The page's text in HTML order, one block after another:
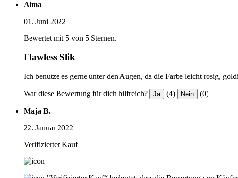
Alma
01. Juni 2022
Bewertet mit 5 von 5 Sternen.
Flawless Slik
Ich benutze es gerne unter den Augen, da die Farbe leicht rosig,
War diese Bewertung für dich hilfreich? Ja (4) Nein (0)
Maja B.
22. Januar 2022
Verifizierter Kauf